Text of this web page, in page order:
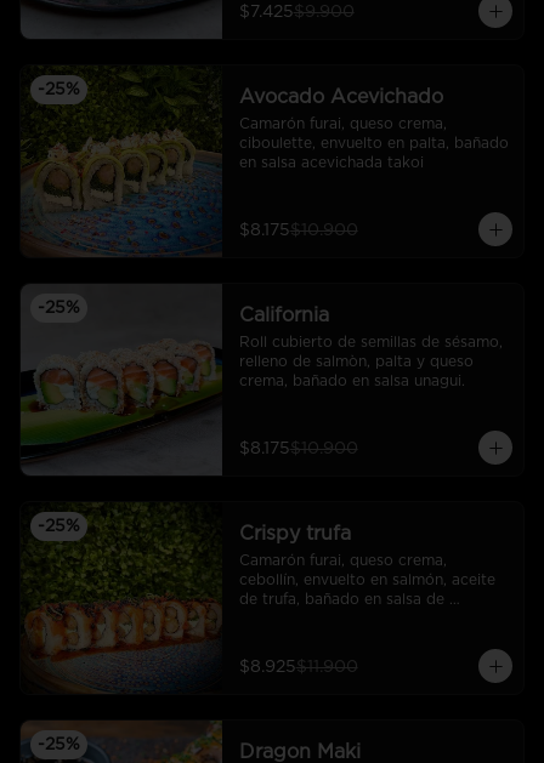
$7.425$9.900
-25% Avocado Acevichado
Camarón furai, queso crema,
ciboulette, envuelto en palta, bañado
en salsa acevichada takoi
$8.175$10.900
-25% California
Roll cubierto de semillas de sésamo,
relleno de salmòn, palta y queso
crema, bañado en salsa unagui.
$8.175$10.900
-25% Crispy trufa
Camarón furai, queso crema,
cebollín, envuelto en salmón, aceite
de trufa, bañado en salsa de
$8.925$11.900
-25% Dragon Maki